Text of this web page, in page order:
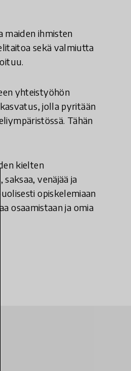
maiden ihmisten
sekä valmiutta
yhteistyöhön
jolla pyritään
Tähän
kielten
venäjää ja
opiskelemiaan
osaamistaan ja omia